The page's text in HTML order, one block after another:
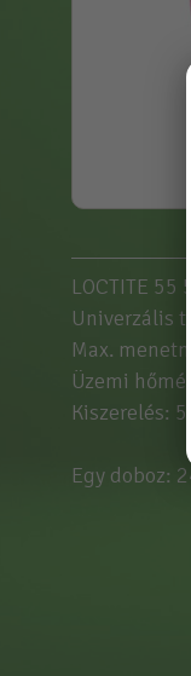
LOCTITE
Univerzális
Max.
Üzemi
Kiszerelés:
Egy doboz: